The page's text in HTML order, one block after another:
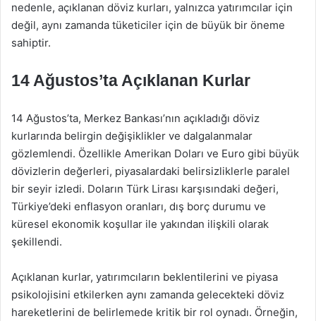
nedenle, açıklanan döviz kurları, yalnızca yatırımcılar için
değil, aynı zamanda tüketiciler için de büyük bir öneme
sahiptir.
14 Ağustos’ta Açıklanan Kurlar
14 Ağustos’ta, Merkez Bankası’nın açıkladığı döviz
kurlarında belirgin değişiklikler ve dalgalanmalar
gözlemlendi. Özellikle Amerikan Doları ve Euro gibi büyük
dövizlerin değerleri, piyasalardaki belirsizliklerle paralel
bir seyir izledi. Doların Türk Lirası karşısındaki değeri,
Türkiye’deki enflasyon oranları, dış borç durumu ve
küresel ekonomik koşullar ile yakından ilişkili olarak
şekillendi.
Açıklanan kurlar, yatırımcıların beklentilerini ve piyasa
psikolojisini etkilerken aynı zamanda gelecekteki döviz
hareketlerini de belirlemede kritik bir rol oynadı. Örneğin,